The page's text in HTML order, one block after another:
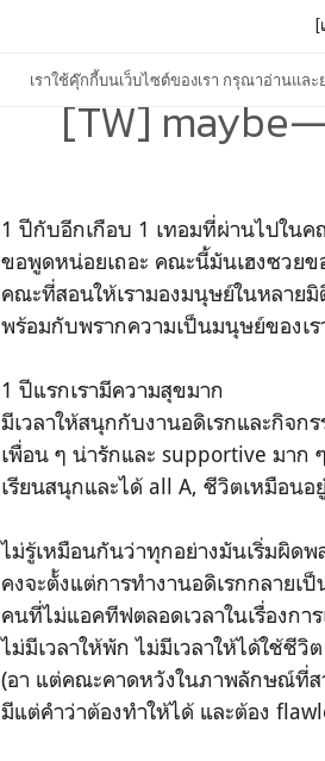
เราใช้คุ๊กกี้บนเว็บไซต์ของเรา กรุณาอ่านแล
[
[TW]
1 ปีกับอีกเกือบ 1 เทอมที่ผ่านไปใน
ขอพูดหน่อยเถอะ คณะนี้มันเฮงซวยข
คณะที่สอนให้เรามองมนุษย์ในหลาย
พร้อมกับพรากความเป็นมนุษย์ของเ
1 ปีแรกเรามีความสุขมาก
มีเวลาให้สนุกกับงานอดิเรกและกิจกร
เพื่อน ๆ น่ารักและ supportive มาก ๆ
เรียนสนุกและได้ all A, ชีวิตเหมือนอ
ไม่รู้เหมือนกันว่าทุกอย่างมันเริ่มผิด
คงจะตั้งแต่การทำงานอดิเรกกลายเ
คนที่ไม่แอคทีฟตลอดเวลาในเรื่องกา
ไม่มีเวลาให้พัก ไม่มีเวลาให้ได้ใช้ชี
(อา แต่คณะคาดหวังในภาพลักษณ์ที่ส
มีแต่คำว่าต้องทำให้ได้ และต้อง